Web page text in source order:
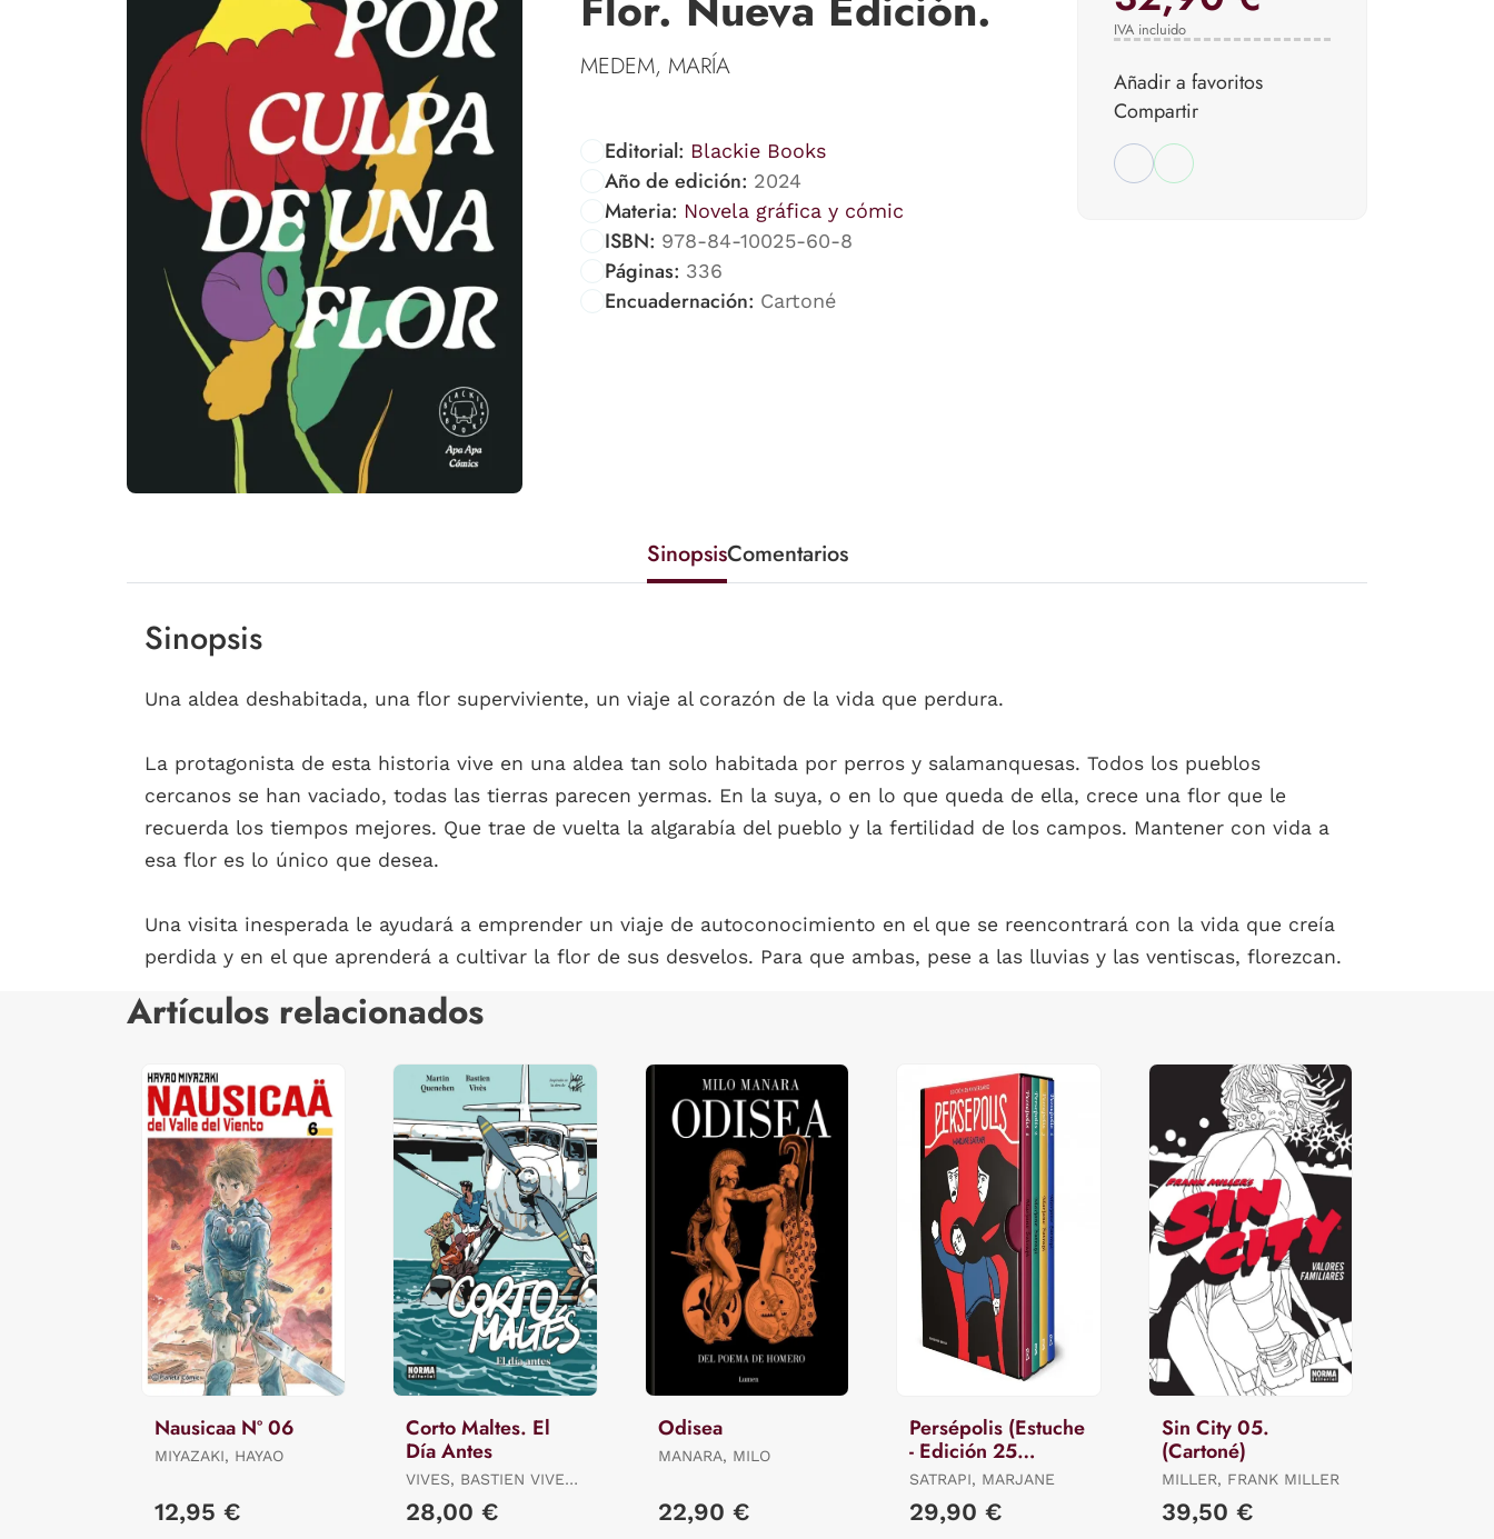
MEDEM, MARÍA
Editorial: Blackie Books
Año de edición: 2024
Materia: Novela gráfica y cómic
ISBN: 978-84-10025-60-8
Páginas: 336
Encuadernación: Cartoné
IVA incluido
Añadir a favoritos
Compartir
SinopsisComentarios
Sinopsis
Una aldea deshabitada, una flor superviviente, un viaje al corazón de la vida que perdura.
La protagonista de esta historia vive en una aldea tan solo habitada por perros y salamanquesas. Todos los pueblos
cercanos se han vaciado, todas las tierras parecen yermas. En la suya, o en lo que queda de ella, crece una flor que le
recuerda los tiempos mejores. Que trae de vuelta la algarabía del pueblo y la fertilidad de los campos. Mantener con vida a
esa flor es lo único que desea.
Una visita inesperada le ayudará a emprender un viaje de autoconocimiento en el que se reencontrará con la vida que creía
perdida y en el que aprenderá a cultivar la flor de sus desvelos. Para que ambas, pese a las lluvias y las ventiscas, florezcan.
Artículos relacionados
Nausicaa Nº 06
MIYAZAKI, HAYAO
12,95 €
Corto Maltes. El
Día Antes
VIVES, BASTIEN VIVES
/ QUENEHEN, MARTIN
28,00 €
Odisea
MANARA, MILO
22,90 €
Persépolis (Estuche
- Edición 25
Aniversario)
SATRAPI, MARJANE
29,90 €
Sin City 05.
(Cartoné)
MILLER, FRANK MILLER
39,50 €